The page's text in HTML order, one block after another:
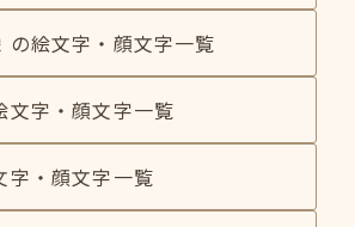
の絵文字・顔文字一覧
文字・顔文字一覧
字・顔文字一覧